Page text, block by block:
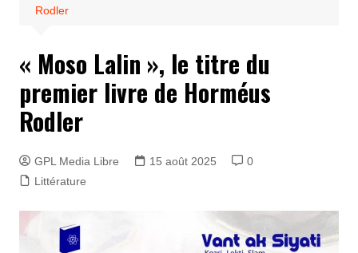
Rodler
« Moso Lalin », le titre du
premier livre de Horméus
Rodler
GPL Media Libre 15 août 2025
0
Littérature